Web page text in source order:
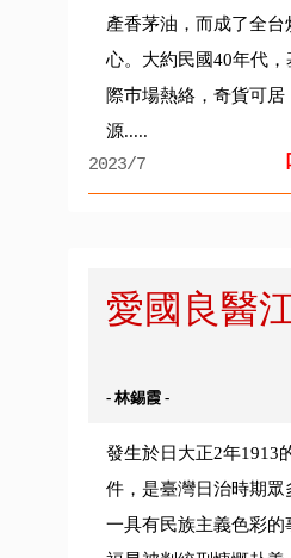
產香茅油，而成了全台
心。大約民國40年代，
際巿場熱絡，奇貨可
源.....
2023/7
愛國良醫
- 林錫霞 -
發生於日大正2年1913
件，是臺灣日治時期眾
一具有民族主義色彩的